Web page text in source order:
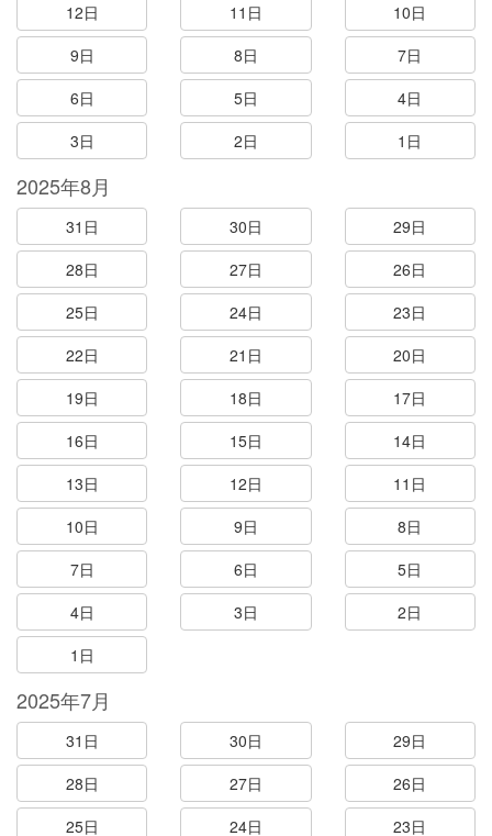
12日
11日
10日
9日
8日
7日
6日
5日
4日
3日
2日 1日
2025年8月
31日 30日
29日
28日
27日
26日
25日
24日
23日
22日
21日
20日
19日
18日
17日
16日
15日
14日
13日
12日
11日
10日
9日
8日
7日
6日
5日
4日
3日
2日
1日
2025年7月
31日 30日
29日
28日
27日
26日
25日
24日
23日